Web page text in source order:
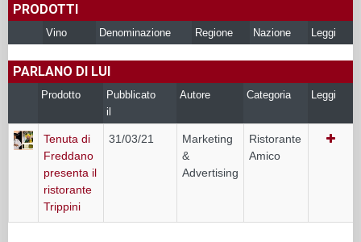
PRODOTTI
Vino Denominazione Regione Nazione Leggi
PARLANO DI LUI
Prodotto
Pubblicato
il
Autore Categoria Leggi
Tenuta di
Freddano
presenta il
ristorante
Trippini
31/03/21
Marketing
&
Advertising
Ristorante
Amico